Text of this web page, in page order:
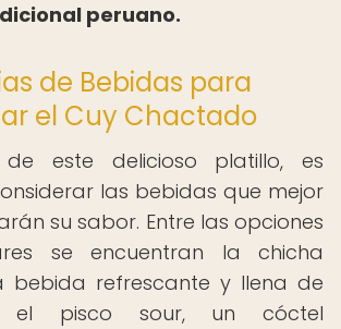
peruano.
de Bebidas para
el Cuy Chactado
este delicioso platillo, es
las bebidas que mejor
su sabor. Entre las opciones
se encuentran la chicha
bebida refrescante y llena de
el pisco sour, un cóctel